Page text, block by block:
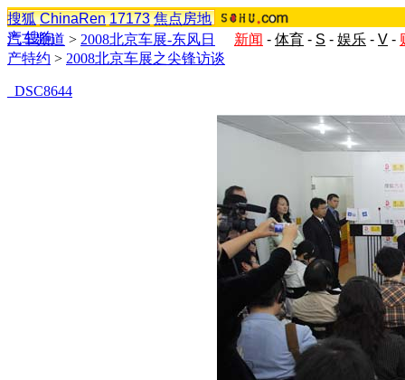
搜狐 ChinaRen 17173 焦点房地
产 搜狗 新闻 - 体育 - S - 娱乐 - V -
汽车频道 > 2008北京车展-东风日
产特约 > 2008北京车展之尖锋访谈
_DSC8644